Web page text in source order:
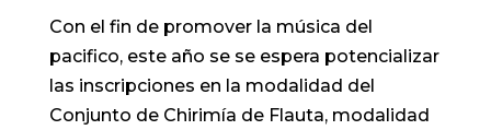
Con el fin de promover la música del
pacifico, este año se se espera potencializar
las inscripciones en la modalidad del
Conjunto de Chirimía de Flauta, modalidad